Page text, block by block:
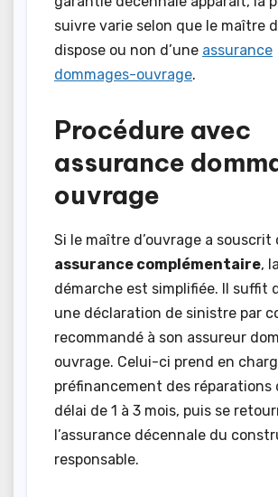
suivre varie selon que le maître
dispose ou non d’une assurance
dommages-ouvrage.
Procédure avec
assurance
ouvrage
Si le maître d’ouvrage a
assurance complémentaire, la
démarche est simplifiée. Il suffit
une déclaration de sinistre par
recommandé à son assureur
ouvrage. Celui-ci prend en
préfinancement des réparations
délai de 1 à 3 mois, puis se
l’assurance décennale du
responsable.